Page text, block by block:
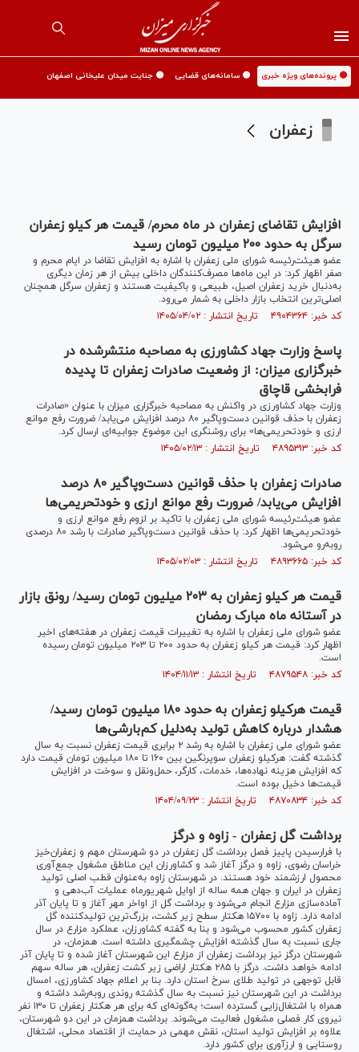
🟡 پرونده‌های ویژه خبری 🟡 سامانه‌های قضایی 🟡 جنایت میدان علیخانی اصفهان
زعفران
افزایش تقاضای زعفران در ماه محرم/ قیمت هر کیلو زعفران
سرگل به حدود ۲۰۰ میلیون تومان رسید
عضو هیئت‌رئیسه شورای ملی زعفران با اشاره به افزایش تقاضا در ایام محرم و
صفر اظهار کرد: در این ماه‌ها مصرف‌کنندگان داخلی بیش از هر زمان دیگری
به‌دنبال خرید زعفران اصیل، طبیعی و باکیفیت هستند و زعفران سرگل همچنان
اصلی‌ترین انتخاب بازار داخلی به شمار می‌رود.
کد خبر: ۴۹۰۴۳۶۴ تاریخ انتشار : ۱۴۰۵/۰۴/۰۲
پاسخ وزارت جهاد کشاورزی به مصاحبه منتشرشده در
خبرگزاری میزان: از وضعیت صادرات زعفران تا پدیده
فرابخشی قاچاق
وزارت جهاد کشاورزی در واکنش به مصاحبه خبرگزاری میزان با عنوان «صادرات
زعفران با حذف قوانین دست‌وپاگیر ۸۰ درصد افزایش می‌یابد/ ضرورت رفع موانع
ارزی و خودتحریمی‌ها» برای روشنگری این موضوع جوابیه‌ای ارسال کرد.
کد خبر: ۴۸۹۵۳۱۳ تاریخ انتشار : ۱۴۰۵/۰۲/۱۳
صادرات زعفران با حذف قوانین دست‌وپاگیر ۸۰ درصد
افزایش می‌یابد/ ضرورت رفع موانع ارزی و خودتحریمی‌ها
عضو هیئت‌رئیسه شورای ملی زعفران با تاکید بر لزوم رفع موانع ارزی و
خودتحریمی‌ها اظهار کرد: با حذف قوانین دست‌وپاگیر صادرات با رشد ۸۰ درصدی
روبه‌رو می‌شود.
کد خبر: ۴۸۹۳۶۶۵ تاریخ انتشار : ۱۴۰۵/۰۲/۰۳
قیمت هر کیلو زعفران به ۲۰۳ میلیون تومان رسید/ رونق بازار
در آستانه ماه مبارک رمضان
عضو شورای ملی زعفران با اشاره به تغییرات قیمت زعفران در هفته‌‎های اخیر
اظهار کرد: قیمت هر کیلو زعفران به حدود ۲۰۰ تا ۲۰۳ میلیون تومان رسیده
است.
کد خبر: ۴۸۷۹۵۴۸ تاریخ انتشار : ۱۴۰۴/۱۱/۱۳
قیمت هرکیلو زعفران به حدود ۱۸۰ میلیون تومان رسید/
هشدار درباره کاهش تولید به‌دلیل کم‌بارشی‌ها
عضو شورای ملی زعفران با اشاره به رشد ۲ برابری قیمت زعفران نسبت به سال
گذشته گفت: هرکیلو زعفران سوپرنگین بین ۱۶۰ تا ۱۸۰ میلیون تومان قیمت دارد
که افزایش هزینه نهاده‌ها، خدمات، کارگر، حمل‌ونقل و سوخت در افزایش
قیمت‌ها دخیل بوده است.
کد خبر: ۴۸۷۰۸۳۴ تاریخ انتشار : ۱۴۰۴/۰۹/۲۳
برداشت گل زعفران - زاوه و درگز
با فرارسیدن پاییز فصل برداشت گل زعفران در دو شهرستان مهم و زعفران‌خیز
خراسان رضوی، زاوه و درگز آغاز شد و کشاورزان این مناطق مشغول جمع‌آوری
محصول ارزشمند خود هستند. در شهرستان زاوه به‌عنوان قطب اصلی تولید
زعفران در ایران و جهان همه ساله از اوایل شهریورماه عملیات آب‌دهی و
آماده‌سازی مزارع انجام می‌شود و برداشت گل از اواخر مهر آغاز و تا پایان آذر
ادامه دارد. زاوه با ۱۵۷۰۰ هکتار سطح زیر کشت، بزرگ‌ترین تولیدکننده گل
زعفران کشور محسوب می‌شود و بنا به گفته کشاورزان، عملکرد مزارع در سال
جاری نسبت به سال گذشته افزایش چشمگیری داشته است. همزمان، در
شهرستان درگز نیز برداشت زعفران از مزارع این شهرستان آغاز شده و تا پایان آذر
ادامه خواهد داشت. درگز با ۲۸۵ هکتار اراضی زیر کشت زعفران، هر ساله سهم
قابل توجهی در تولید طلای سرخ استان دارد. بنا بر اعلام جهاد کشاورزی، امسال
برداشت در این شهرستان نیز نسبت به سال گذشته روندی روبه‌رشد داشته و
همراه با اشتغال‌زایی گسترده است؛ به‌گونه‌ای که برای هر هکتار زعفران تا ۱۳۰ نفر
نیروی کار فصلی مشغول فعالیت می‌شوند. برداشت همزمان در این دو شهرستان،
علاوه بر افزایش تولید استان، نقش مهمی در حمایت از اقتصاد محلی، اشتغال
روستایی و ارزآوری برای کشور دارد.